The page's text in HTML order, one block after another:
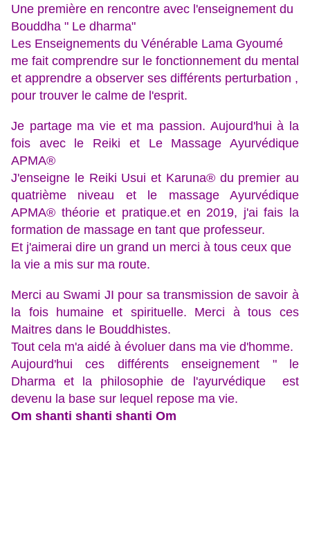
Une première en rencontre avec l'enseignement du
Bouddha " Le dharma"
Les Enseignements du Vénérable Lama Gyoumé
me fait comprendre sur le fonctionnement du mental
et apprendre a observer ses différents perturbation ,
pour trouver le calme de l'esprit.
Je partage ma vie et ma passion. Aujourd'hui à la
fois avec le Reiki et Le Massage Ayurvédique
APMA®
J'enseigne le Reiki Usui et Karuna® du premier au
quatrième niveau et le massage Ayurvédique
APMA® théorie et pratique.et en 2019, j'ai fais la
formation de massage en tant que professeur.
Et j'aimerai dire un grand un merci à tous ceux que
la vie a mis sur ma route.
Merci au Swami JI pour sa transmission de savoir à
la fois humaine et spirituelle. Merci à tous ces
Maitres dans le Bouddhistes.
Tout cela m'a aidé à évoluer dans ma vie d'homme.
Aujourd'hui ces différents enseignement " le
Dharma et la philosophie de l'ayurvédique est
devenu la base sur lequel repose ma vie.
Om shanti shanti shanti Om